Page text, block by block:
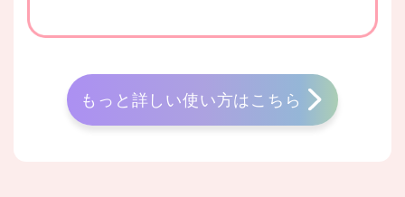
もっと詳しい使い方はこちら